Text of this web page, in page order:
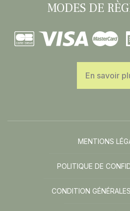
MODES DE
En savoir
MENTIONS
POLITIQUE DE
CONDITION